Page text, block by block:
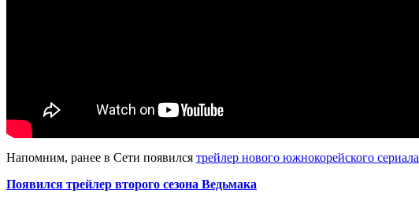
Напомним, ранее в Сети появился трейлер нового южнокорейского сериала
Появился трейлер второго сезона Ведьмака